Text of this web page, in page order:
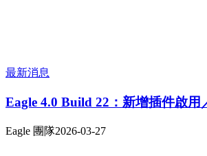
最新消息
Eagle 4.0 Build 22：新增插件啟
Eagle 團隊2026-03-27